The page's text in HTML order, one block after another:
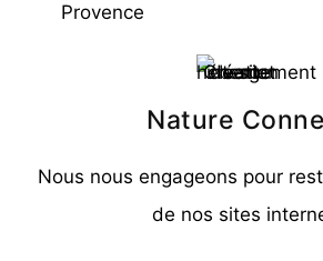
Provence
Nature
Nous nous engageons pour
de nos sites